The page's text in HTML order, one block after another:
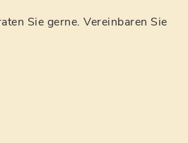
Sie gerne. Vereinbaren Sie